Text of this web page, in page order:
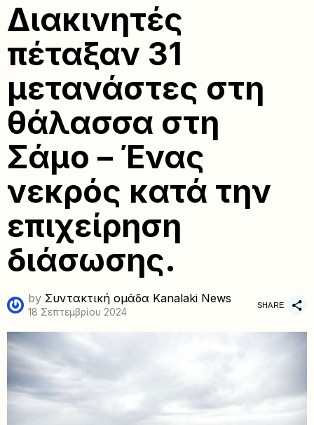
Διακινητές
πέταξαν 31
μετανάστες στη
θάλασσα στη
Σάμο – Ένας
νεκρός κατά την
επιχείρηση
διάσωσης.
by Συντακτική ομάδα Kanalaki News
18 Σεπτεμβρίου 2024
SHARE